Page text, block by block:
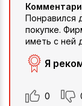
Понравился
покупке.
иметь с ней
Я
0